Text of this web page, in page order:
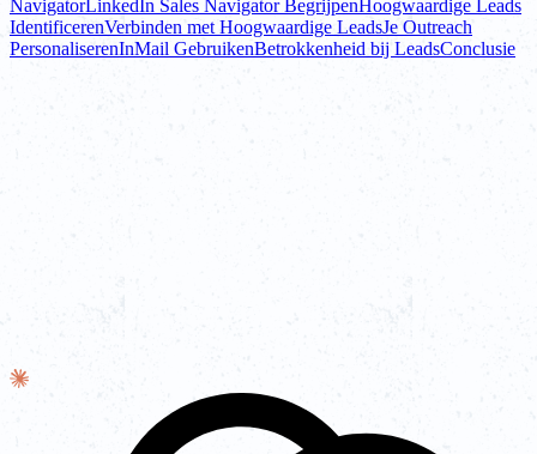
NavigatorLinkedIn Sales Navigator BegrijpenHoogwaardige Leads
IdentificerenVerbinden met Hoogwaardige LeadsJe Outreach
PersonaliserenInMail GebruikenBetrokkenheid bij LeadsConclusie